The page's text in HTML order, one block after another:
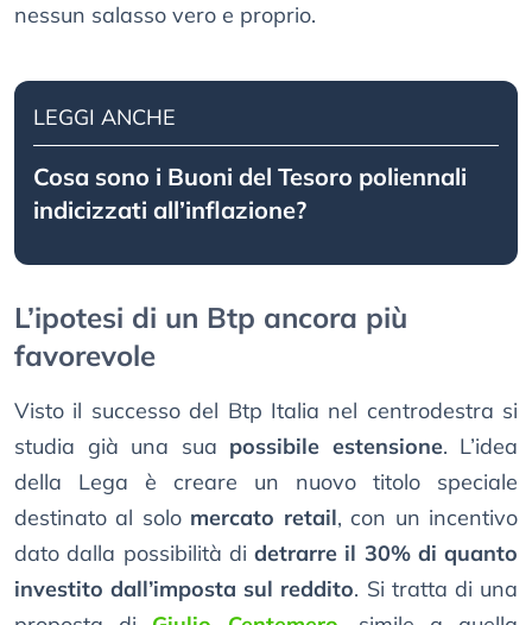
nessun salasso vero e proprio.
LEGGI ANCHE
Cosa sono i Buoni del Tesoro poliennali
indicizzati all’inflazione?
L’ipotesi di un Btp ancora più
favorevole
Visto il successo del Btp Italia nel centrodestra si
studia già una sua possibile estensione. L’idea
della Lega è creare un nuovo titolo speciale
destinato al solo mercato retail, con un incentivo
dato dalla possibilità di detrarre il 30% di quanto
investito dall’imposta sul reddito. Si tratta di una